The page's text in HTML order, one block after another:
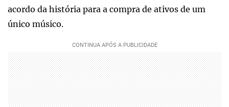
acordo da história para a compra de ativos de um
único músico.